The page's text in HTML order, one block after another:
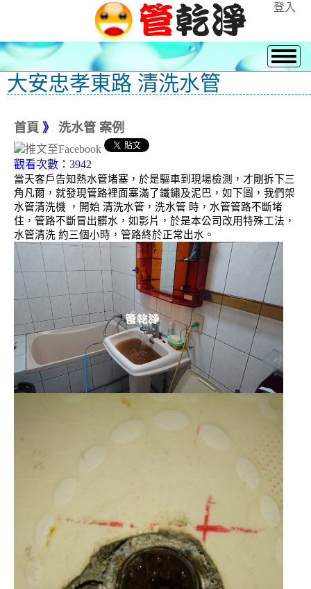
登入
大安忠孝東路 清洗水管
首頁 》 洗水管 案例
觀看次數：3942
當天客戶告知熱水管堵塞，於是驅車到現場檢測，才剛拆下三
角凡爾，就發現管路裡面塞滿了鐵鏽及泥巴，如下圖，我們架
水管清洗機 ，開始 清洗水管，洗水管 時，水管管路不斷堵
住，管路不斷冒出髒水，如影片，於是本公司改用特殊工法，
水管清洗 約三個小時，管路終於正常出水。